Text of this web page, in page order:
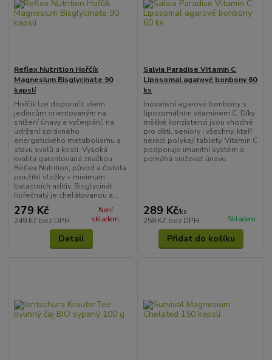
Reflex Nutrition Hořčík
Magnesium Bisglycinate 90
kapslí
Hořčík lze doporučit všem
jedincům orientovaným na
snížení únavy a vyčerpání, na
udržení správného
energetického metabolismu a
stavu svalů a kostí. Vysoká
kvalita garantovaná značkou
Reflex Nutrition, původ a čistota
použité složky + minimum
balastních aditiv. Bisglycinát
hořečnatý je chelátovanou a...
279 Kč
249 Kč bez DPH
Není
skladem
Detail
Salvia Paradise Vitamin C
Liposomal agarové bonbony 60
ks
Inovativní agarové bonbony s
lipozomálním vitaminem C. Díky
měkké konzistenci jsou vhodné
pro děti, seniory i všechny, kteří
neradi polykají tablety. Vitamin C
podporuje imunitní systém a
pomáhá snižovat únavu.
289 Kč/ks
258 Kč bez DPH Skladem
Přidat do košíku